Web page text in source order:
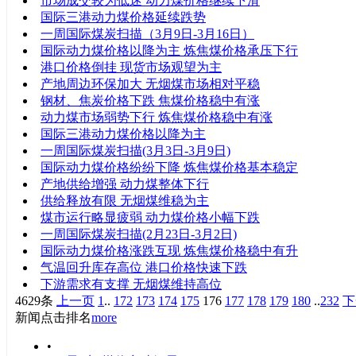
国际三港动力煤价格延续跌势
一周国际煤炭扫描（3月9日-3月16日）
国际动力煤价格以降为主 炼焦煤价格承压下行
港口价格倒挂 现货市场观望为主
产地周边环保加大 无烟煤市场相对平稳
钢材、焦炭价格下跌 焦煤价格稳中有涨
动力煤市场弱势下行 炼焦煤价格稳中有涨
国际三港动力煤价格以降为主
一周国际煤炭扫描(3月3日-3月9日)
国际动力煤价格纷纷下降 炼焦煤价格基本稳定
产地供给增强 动力煤整体下行
供给释放有限 无烟煤维稳为主
煤市运行略显疲弱 动力煤价格小幅下跌
一周国际煤炭扫描(2月23日-3月2日)
国际动力煤价格涨跌互现 炼焦煤价格稳中有升
气温回升库存高位 港口价格快速下跌
下游需求有支撑 无烟煤维持高位
4629条
上一页 1 .. 172 173 174 175 176 177 178 179 180 ..232
新闻点击排名more
•